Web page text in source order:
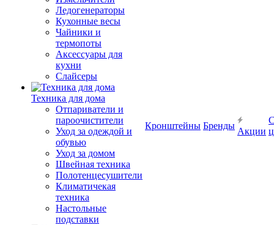
Ледогенераторы
Кухонные весы
Чайники и
термопоты
Аксессуары для
кухни
Слайсеры
Техника для дома
Отпариватели и
пароочистители
Уход за одеждой и
обувью
Уход за домом
Швейная техника
Полотенцесушители
Климатичекая
техника
Настольные
подставки
Кронштейны Бренды
Акции